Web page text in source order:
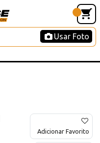
Usar Foto
Adicionar Favorito